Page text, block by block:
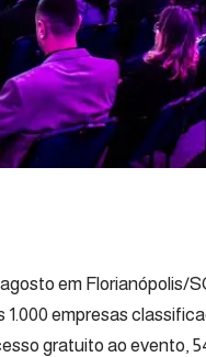
em Florianópolis/
empresas
gratuito ao evento,